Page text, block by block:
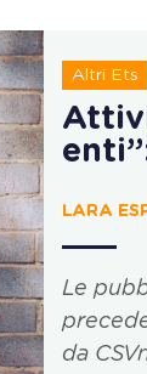
Altri Ets
LARA
Le
da